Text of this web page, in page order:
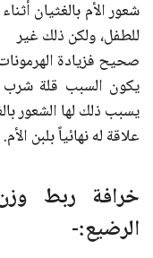
شعور الأم بالغثيان
للطفل، ولكن ذلك غير
صحيح فزيادة
يكون السبب قلة شرب
يسبب ذلك لها الشعور
علاقة له نهائياً بلبن الأم.
خرافة ربط
الرضيع:-